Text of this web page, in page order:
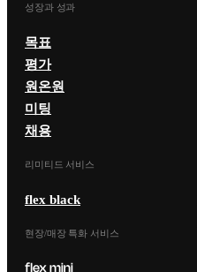
성장과 성과
목표
평가
원온원
미팅
채용
리미티드 서비스
flex black
현장/매장 특화 서비스